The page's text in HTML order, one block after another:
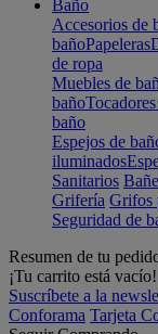
Baño
Accesorios de
bañoPapeleras
de ropa
Muebles de
baño
baño
Espejos de
iluminados
Sanitarios
Grifería Grifos
Seguridad de
Resumen de tu
¡Tu carrito está vacío!
Suscríbete a la
Conforama Tarjeta